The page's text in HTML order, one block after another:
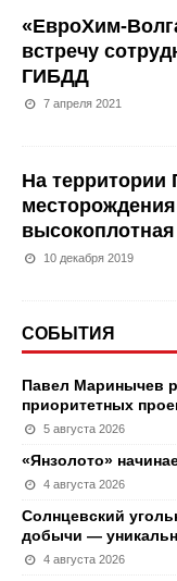
«ЕвроХим-
встречу
ГИБДД
7 апреля 2021
На территории
10 декабря 2019
СОБЫТИЯ
Павел Маринычев
приоритетных
5 августа 2026
«Янзолото»
4 августа 2026
Солнцевский
добычи —
4 августа 2026